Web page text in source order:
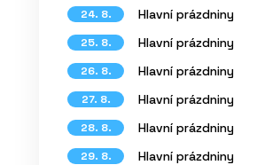
24. 8. Hlavní prázdniny
25. 8. Hlavní prázdniny
26. 8. Hlavní prázdniny
27. 8. Hlavní prázdniny
28. 8. Hlavní prázdniny
29. 8. Hlavní prázdniny